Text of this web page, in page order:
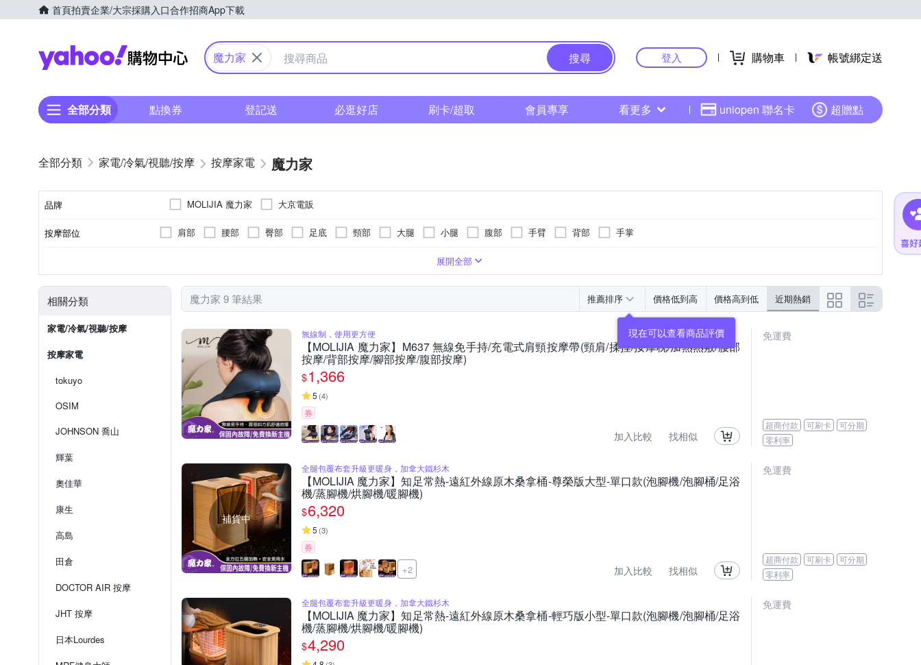
首頁拍賣企業/大宗採購入口合作招商App下載
Yahoo購物中心
魔力家 搜尋 登入 購物車 帳號綁定送
全部分類 點換券 登記送 必逛好店 刷卡/超取 會員專享 看更多 uniopen 聯名卡 超贈點
家電/冷氣/視聽/按摩 按摩家電 魔力家
品牌 MOLIJIA 魔力家 大京電販
按摩部位 肩部 腰部 臀部 足底 頸部 大腿 小腿 腹部 手臂 背部 手掌
定時功能
展開全部
相關分類
家電/冷氣/視聽/按摩
按摩家電
tokuyo
OSIM
JOHNSON 喬山
輝葉
奧佳華
康生
高島
田倉
DOCTOR AIR 按摩
JHT 按摩
日本Lourdes
魔力家 9 筆結果 推薦排序 價格低到高 價格高到低 近期熱銷
現在可以查看商品評價
無線制，使用更方便
【MOLIJIA 魔力家】M637 無線免手持/充電式肩頸按摩帶(頸肩/揉捏/按摩枕/加熱熱敷/腰部
按摩/背部按摩/腳部按摩/腹部按摩)
$1,366
5 (4)
券
加入比較 找相似
免運費
超商付款 可刷卡
可分期
零利率
補貨中
全腿包覆布套升級更暖身，加拿大鐵杉木
【MOLIJIA 魔力家】知足常熱-遠紅外線原木桑拿桶-尊榮版大型-單口款(泡腳機/泡腳桶/足浴
機/蒸腳機/烘腳機/暖腳機)
$6,320
5 (3)
券
+2 加入比較 找相似
免運費
超商付款 可刷卡
可分期
零利率
全腿包覆布套升級更暖身，加拿大鐵杉木
【MOLIJIA 魔力家】知足常熱-遠紅外線原木桑拿桶-輕巧版小型-單口款(泡腳機/泡腳桶/足浴
機/蒸腳機/烘腳機/暖腳機)
$4,290
免運費